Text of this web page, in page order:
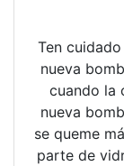
Ten
nueva
cuando la
nueva
se queme
parte de